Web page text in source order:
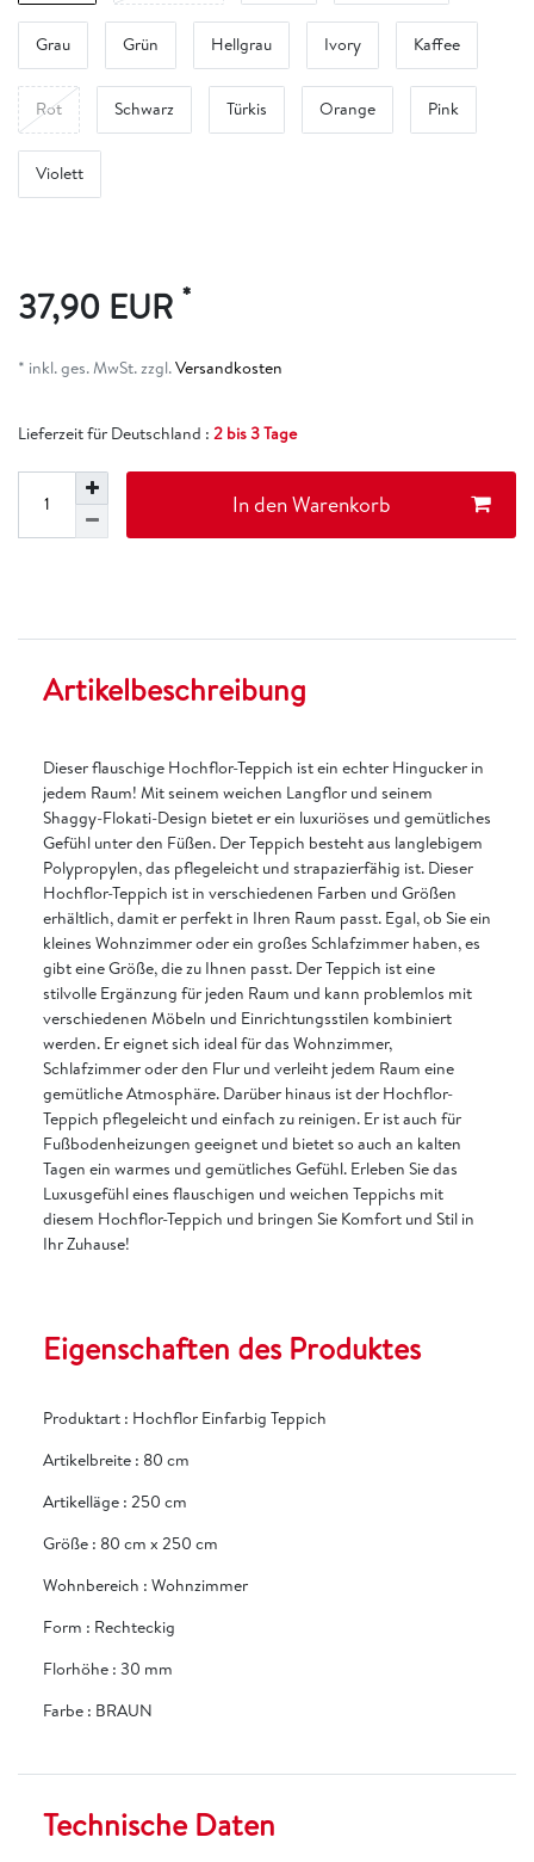
Grau Grün Hellgrau Ivory Kaffee
Rot Schwarz Türkis Orange Pink
Violett
37,90 EUR *
* inkl. ges. MwSt. zzgl.Versandkosten
Lieferzeit für Deutschland : 2 bis 3 Tage
In den Warenkorb
Artikelbeschreibung
Dieser flauschige Hochflor-Teppich ist ein echter Hingucker in
jedem Raum! Mit seinem weichen Langflor und seinem
Shaggy-Flokati-Design bietet er ein luxuriöses und gemütliches
Gefühl unter den Füßen. Der Teppich besteht aus langlebigem
Polypropylen, das pflegeleicht und strapazierfähig ist. Dieser
Hochflor-Teppich ist in verschiedenen Farben und Größen
erhältlich, damit er perfekt in Ihren Raum passt. Egal, ob Sie ein
kleines Wohnzimmer oder ein großes Schlafzimmer haben, es
gibt eine Größe, die zu Ihnen passt. Der Teppich ist eine
stilvolle Ergänzung für jeden Raum und kann problemlos mit
verschiedenen Möbeln und Einrichtungsstilen kombiniert
werden. Er eignet sich ideal für das Wohnzimmer,
Schlafzimmer oder den Flur und verleiht jedem Raum eine
gemütliche Atmosphäre. Darüber hinaus ist der Hochflor-
Teppich pflegeleicht und einfach zu reinigen. Er ist auch für
Fußbodenheizungen geeignet und bietet so auch an kalten
Tagen ein warmes und gemütliches Gefühl. Erleben Sie das
Luxusgefühl eines flauschigen und weichen Teppichs mit
diesem Hochflor-Teppich und bringen Sie Komfort und Stil in
Ihr Zuhause!
Eigenschaften des Produktes
Produktart : Hochflor Einfarbig Teppich
Artikelbreite : 80 cm
Artikelläge : 250 cm
Größe : 80 cm x 250 cm
Wohnbereich : Wohnzimmer
Form : Rechteckig
Florhöhe : 30 mm
Farbe : BRAUN
Technische Daten